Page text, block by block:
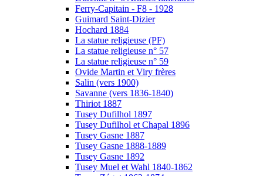
Ferry-Capitain - F8 - 1928
Guimard Saint-Dizier
Hochard 1884
La statue religieuse (PF)
La statue religieuse n° 57
La statue religieuse n° 59
Ovide Martin et Viry frères
Salin (vers 1900)
Savanne (vers 1836-1840)
Thiriot 1887
Tusey Dufilhol 1897
Tusey Dufilhol et Chapal 1896
Tusey Gasne 1887
Tusey Gasne 1888-1889
Tusey Gasne 1892
Tusey Muel et Wahl 1840-1862